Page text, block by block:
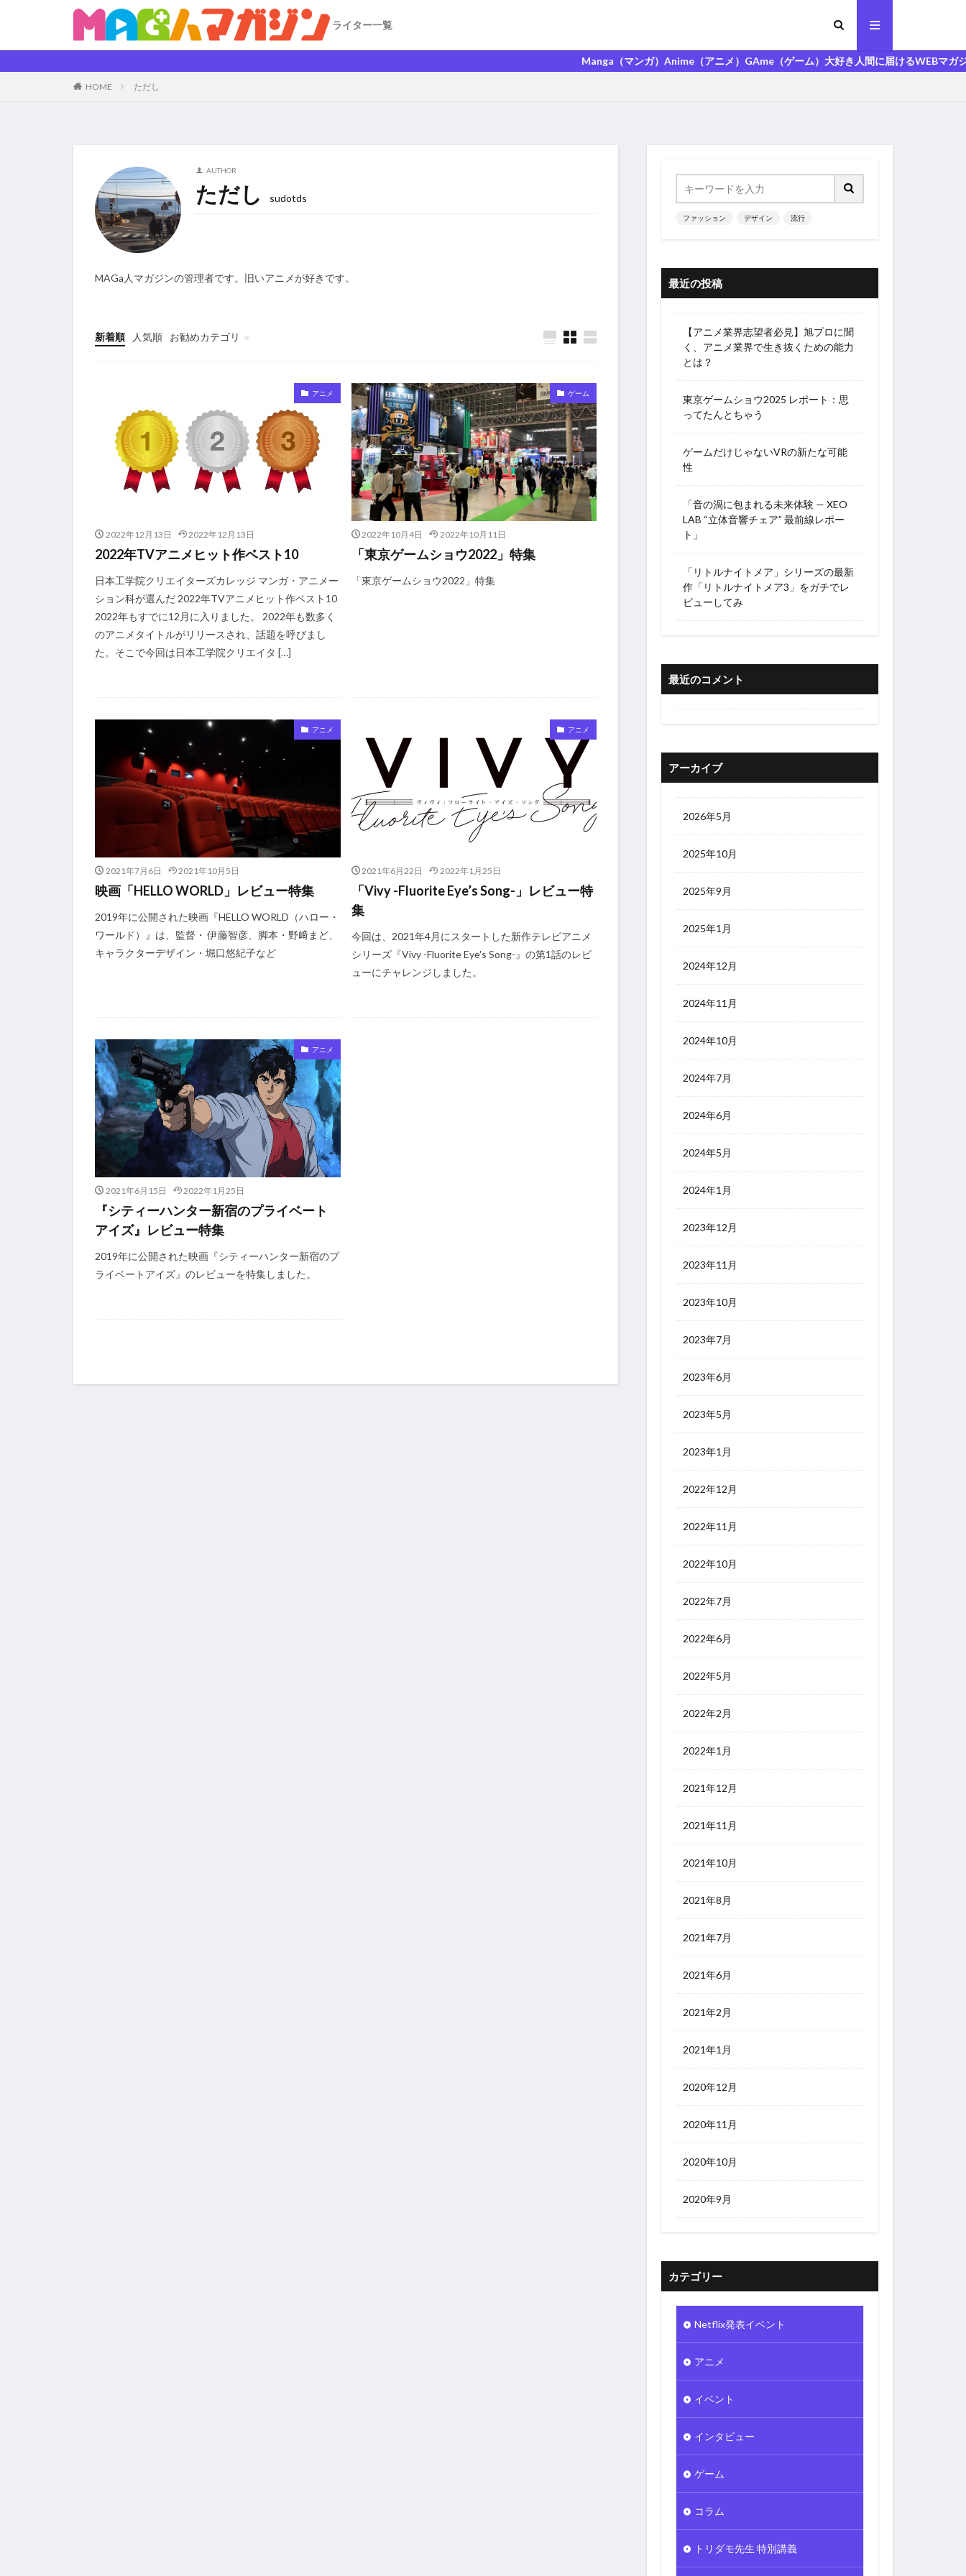
ライター一覧
Manga（マンガ）Anime（アニメ）GAme（ゲーム）大好き人間に届けるWEBマガジン「MAGA人
HOME ただし
AUTHOR
ただし sudotds
MAGa人マガジンの管理者です。旧いアニメが好きです。
新着順 人気順
お勧めカテゴリ
未分類
アニメ
2022年12月13日 2022年12月13日
2022年TVアニメヒット作ベスト10
日本工学院クリエイターズカレッジ‎ マンガ・アニメー
ション科が選んだ 2022年TVアニメヒット作ベスト10
2022年もすでに12月に入りました。 2022年も数多く
のアニメタイトルがリリースされ、話題を呼びまし
た。そこで今回は日本工学院クリエイタ […]
ゲーム
2022年10月4日 2022年10月11日
「東京ゲームショウ2022」特集
「東京ゲームショウ2022」特集
アニメ
2021年7月6日 2021年10月5日
映画「HELLO WORLD」レビュー特集
2019年に公開された映画『HELLO WORLD（ハロー・
ワールド）』は、監督・ 伊藤智彦、脚本・野﨑まど、
キャラクターデザイン・堀口悠紀子など
アニメ
2021年6月22日 2022年1月25日
「Vivy -Fluorite Eye’s Song-」レビュー特
集
今回は、2021年4月にスタートした新作テレビアニメ
シリーズ『Vivy -Fluorite Eye's Song-』の第1話のレビ
ューにチャレンジしました。
アニメ
2021年6月15日 2022年1月25日
『シティーハンター新宿のプライベート
アイズ』レビュー特集
2019年に公開された映画『シティーハンター新宿のプ
ライベートアイズ』のレビューを特集しました。
ファッション デザイン 流行
最近の投稿
【アニメ業界志望者必見】旭プロに聞
く、アニメ業界で生き抜くための能力
とは？
東京ゲームショウ2025 レポート：思
ってたんとちゃう
ゲームだけじゃないVRの新たな可能
性
「音の渦に包まれる未来体験 — XEO
LAB “立体音響チェア” 最前線レポー
ト」
「リトルナイトメア」シリーズの最新
作「リトルナイトメア3」をガチでレ
ビューしてみ
最近のコメント
アーカイブ
2026年5月
2025年10月
2025年9月
2025年1月
2024年12月
2024年11月
2024年10月
2024年7月
2024年6月
2024年5月
2024年1月
2023年12月
2023年11月
2023年10月
2023年7月
2023年6月
2023年5月
2023年1月
2022年12月
2022年11月
2022年10月
2022年7月
2022年6月
2022年5月
2022年2月
2022年1月
2021年12月
2021年11月
2021年10月
2021年8月
2021年7月
2021年6月
2021年2月
2021年1月
2020年12月
2020年11月
2020年10月
2020年9月
カテゴリー
Netflix発表イベント
アニメ
イベント
インタビュー
ゲーム
コラム
トリダモ先生 特別講義